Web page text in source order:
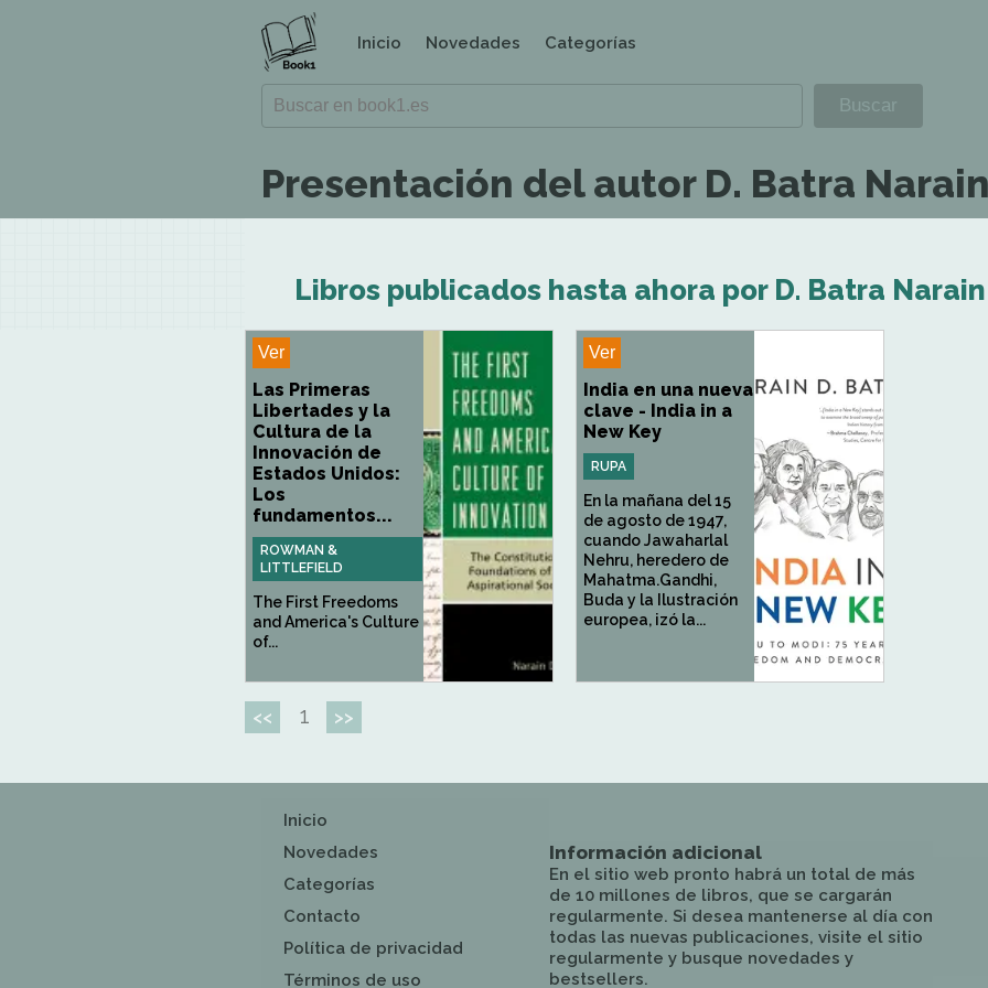
Inicio Novedades Categorías
Presentación del autor D. Batra
Libros publicados hasta ahora por D. Batra
Ver
Las Primeras
Libertades y la
Cultura de la
Innovación de
Estados Unidos:
Los
fundamentos...
ROWMAN &
LITTLEFIELD
The First Freedoms
and America's Culture
of...
Ver
India en una nueva
clave - India in a
New Key
RUPA
En la mañana del 15
de agosto de 1947,
cuando Jawaharlal
Nehru, heredero de
Mahatma.Gandhi,
Buda y la Ilustración
europea, izó la...
<< 1 >>
Inicio
Novedades
Categorías
Contacto
Política de privacidad
Términos de uso
Información adicional
En el sitio web pronto habrá un total de más
de 10 millones de libros, que se cargarán
regularmente. Si desea mantenerse al día con
todas las nuevas publicaciones, visite el sitio
regularmente y busque novedades y
bestsellers.